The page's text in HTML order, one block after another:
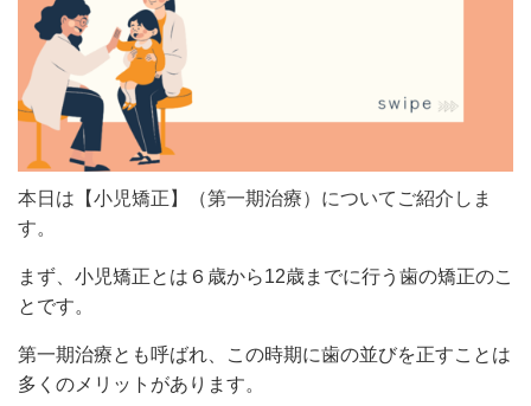
本日は【小児矯正】（第一期治療）についてご紹介しま
す。
まず、小児矯正とは６歳から12歳までに行う歯の矯正のこ
とです。
第一期治療とも呼ばれ、この時期に歯の並びを正すことは
多くのメリットがあります。